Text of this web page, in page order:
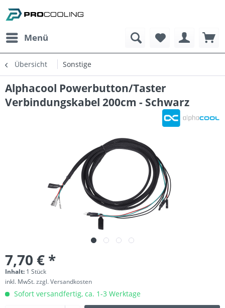
Menü
Übersicht Sonstige
Alphacool Powerbutton/Taster
Verbindungskabel 200cm - Schwarz
7,70 € *
Inhalt: 1 Stück
inkl. MwSt.zzgl. Versandkosten
Sofort versandfertig, ca. 1-3 Werktage